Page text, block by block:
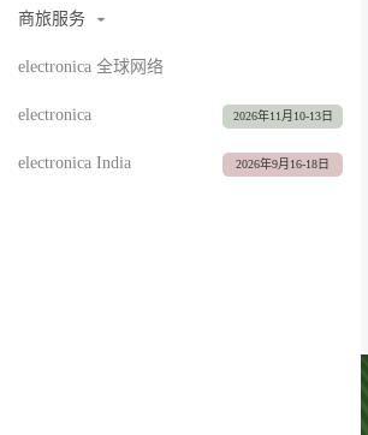
商旅服务
electronica 全球网络
electronica 2026年11月10-13日
electronica India 2026年9月16-18日